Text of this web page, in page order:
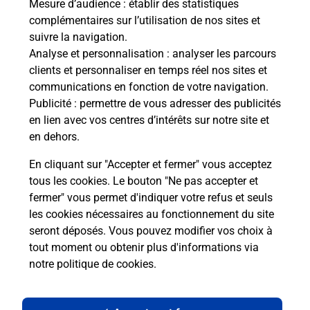
Mesure d’audience : établir des statistiques
complémentaires sur l’utilisation de nos sites et
suivre la navigation.
Analyse et personnalisation : analyser les parcours
clients et personnaliser en temps réel nos sites et
communications en fonction de votre navigation.
Publicité : permettre de vous adresser des publicités
en lien avec vos centres d’intérêts sur notre site et
en dehors.
En cliquant sur "Accepter et fermer" vous acceptez
tous les cookies. Le bouton "Ne pas accepter et
fermer" vous permet d'indiquer votre refus et seuls
les cookies nécessaires au fonctionnement du site
seront déposés. Vous pouvez modifier vos choix à
tout moment ou obtenir plus d'informations via
notre politique de cookies.
Souscrire à la téléassistance
Besoin d’un système de téléassistance à l’intérieur
et/ou à l’extérieur de votre domicile ? Découvrez
les offres téléalarme dans votre bureau de Poste à
STRASBOURG FORET NOIRE.
En savoir plus
STRASBOURG
STRASBOURG FORET NOIRE